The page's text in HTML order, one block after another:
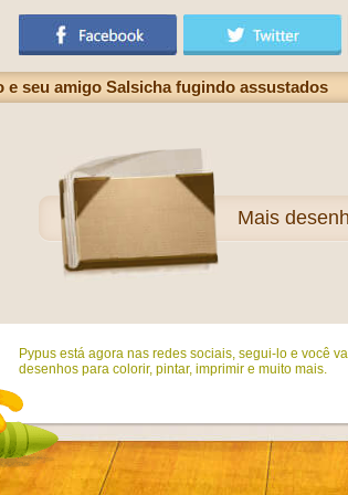
e seu amigo Salsicha fugindo assustados
Mais
Pypus está agora nas redes sociais, segui-lo e você
desenhos para colorir, pintar, imprimir e muito mais.